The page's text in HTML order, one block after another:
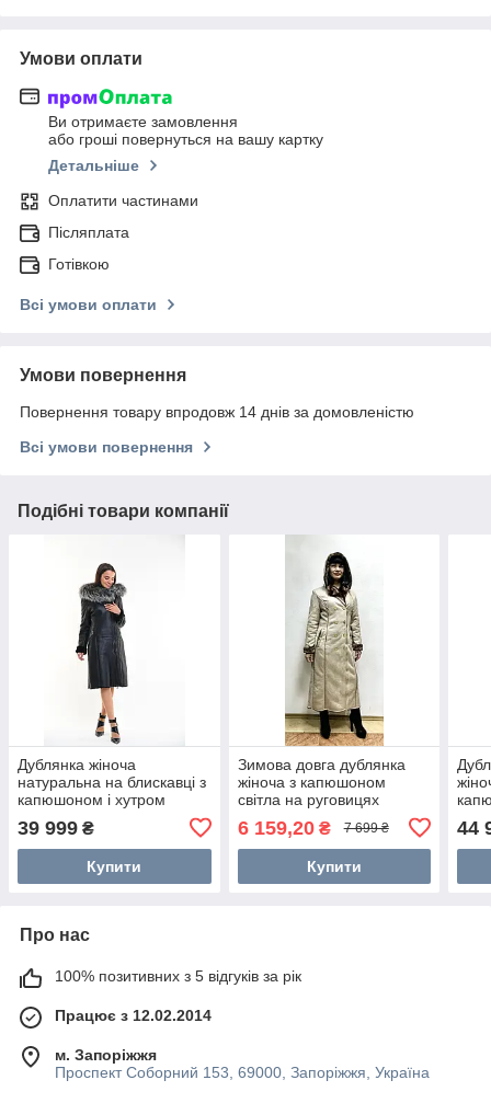
Умови оплати
Ви отримаєте замовлення
або гроші повернуться на вашу картку
Детальніше
Оплатити частинами
Післяплата
Готівкою
Всі умови оплати
Умови повернення
Повернення товару впродовж 14 днів за домовленістю
Всі умови повернення
Подібні товари компанії
Дублянка жіноча
натуральна на блискавці з
капюшоном і хутром
39 999 ₴
Купити
Зимова довга дублянка
жіноча з капюшоном
світла на руговицях
6 159,20₴ 7 699 ₴
Купити
44
Про нас
100% позитивних з 5 відгуків за рік
Працює з 12.02.2014
м. Запоріжжя
Проспект Соборний 153, 69000, Запоріжжя, Україна